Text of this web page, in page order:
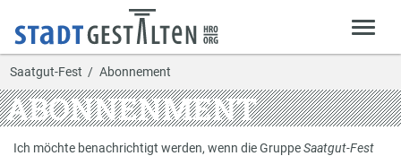
Saatgut-Fest Abonnement
ABONNENMENT
Ich möchte benachrichtigt werden, wenn die GruppeSaatgut-Fest